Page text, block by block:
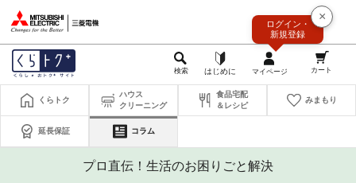
×
ログイン・
新規登録
くらトク
ハウス
クリーニング
食品宅配
＆レシピ
みまもり
延長保証 コラム
プロ直伝！生活のお困りごと解決